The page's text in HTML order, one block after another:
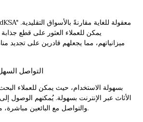
يمكن للعملاء العثور على قطع
ميزانياتهم، مما يجعلهم قادرين على تجديد
5. التواصل
الأثاث عبر الإنترنت بسهولة. يُمكنهم الوصول
والتواصل مع البائعين مباشرة، مما يسهل عملية الشراء.